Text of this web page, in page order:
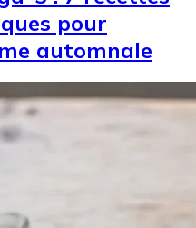
pour
automnale